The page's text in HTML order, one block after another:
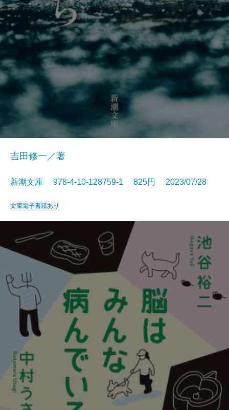
吉田修一／著
新潮文庫 978-4-10-128759-1 825円 2023/07/28
文庫電子書籍あり